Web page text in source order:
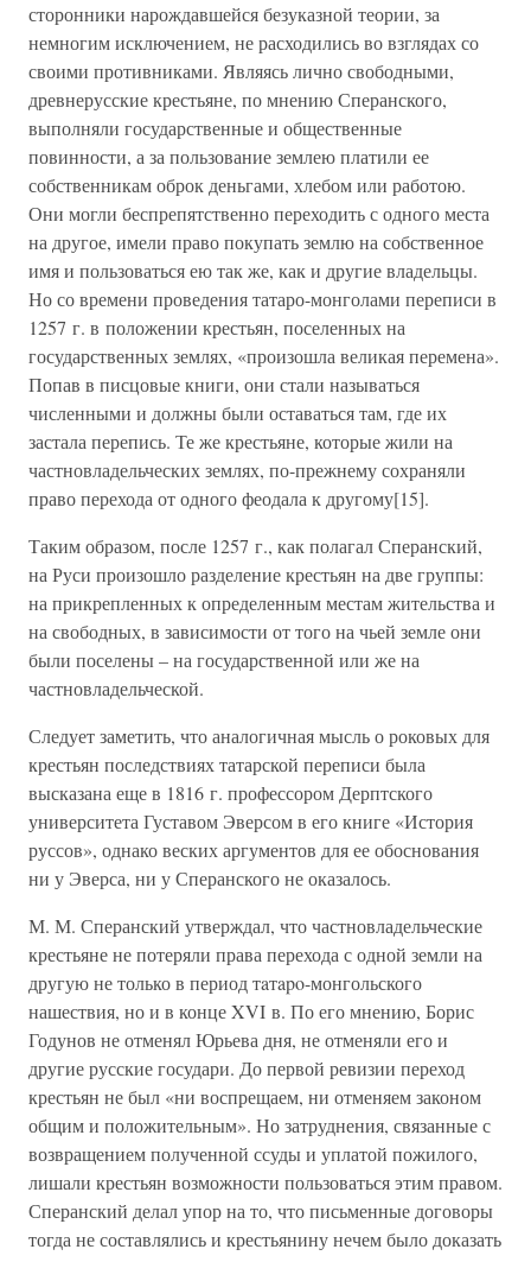
сторонники нарождавшейся безуказной теории, за
немногим исключением, не расходились во взглядах со
своими противниками. Являясь лично свободными,
древнерусские крестьяне, по мнению Сперанского,
выполняли государственные и общественные
повинности, а за пользование землею платили ее
собственникам оброк деньгами, хлебом или работою.
Они могли беспрепятственно переходить с одного места
на другое, имели право покупать землю на собственное
имя и пользоваться ею так же, как и другие владельцы.
Но со времени проведения татаро-монголами переписи в
1257 г. в положении крестьян, поселенных на
государственных землях, «произошла великая перемена».
Попав в писцовые книги, они стали называться
численными и должны были оставаться там, где их
застала перепись. Те же крестьяне, которые жили на
частновладельческих землях, по-прежнему сохраняли
право перехода от одного феодала к другому[15].
Таким образом, после 1257 г., как полагал Сперанский,
на Руси произошло разделение крестьян на две группы:
на прикрепленных к определенным местам жительства и
на свободных, в зависимости от того на чьей земле они
были поселены – на государственной или же на
частновладельческой.
Следует заметить, что аналогичная мысль о роковых для
крестьян последствиях татарской переписи была
высказана еще в 1816 г. профессором Дерптского
университета Густавом Эверсом в его книге «История
руссов», однако веских аргументов для ее обоснования
ни у Эверса, ни у Сперанского не оказалось.
М. М. Сперанский утверждал, что частновладельческие
крестьяне не потеряли права перехода с одной земли на
другую не только в период тaтapo-монгольского
нашествия, но и в конце XVI в. По его мнению, Борис
Годунов не отменял Юрьева дня, не отменяли его и
другие русские государи. До первой ревизии переход
крестьян не был «ни воспрещаем, ни отменяем законом
общим и положительным». Но затруднения, связанные с
возвращением полученной ссуды и уплатой пожилого,
лишали крестьян возможности пользоваться этим правом.
Сперанский делал упор на то, что письменные договоры
тогда не составлялись и крестьянину нечем было доказать